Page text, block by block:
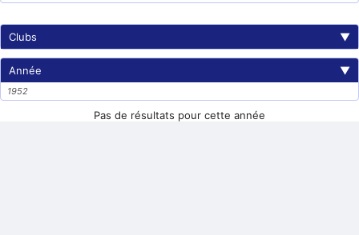
Clubs ▼
Année ▼
1952
Pas de résultats pour cette année